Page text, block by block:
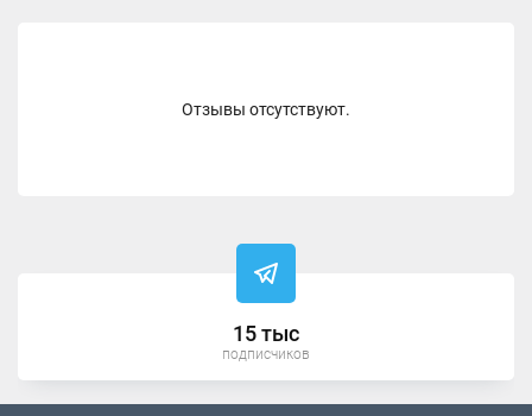
Отзывы отсутствуют.
15 тыс
подписчиков